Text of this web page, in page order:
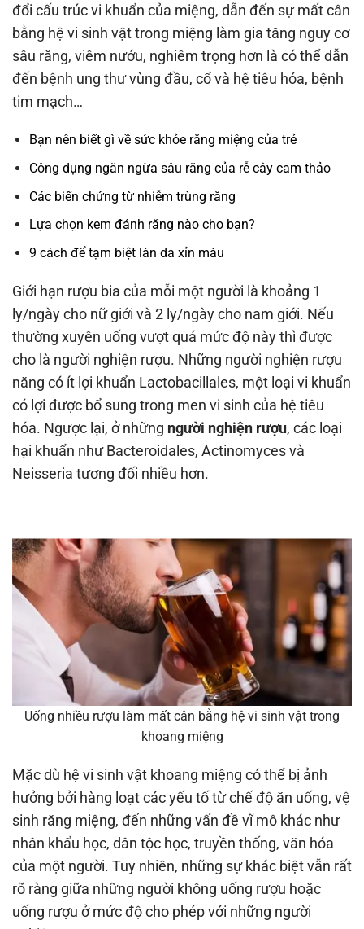
đổi cấu trúc vi khuẩn của miệng, dẫn đến sự mất cân
bằng hệ vi sinh vật trong miệng làm gia tăng nguy cơ
sâu răng, viêm nướu, nghiêm trọng hơn là có thể dẫn
đến bệnh ung thư vùng đầu, cổ và hệ tiêu hóa, bệnh
tim mạch…
Bạn nên biết gì về sức khỏe răng miệng của trẻ
Công dụng ngăn ngừa sâu răng của rễ cây cam thảo
Các biến chứng từ nhiễm trùng răng
Lựa chọn kem đánh răng nào cho bạn?
9 cách để tạm biệt làn da xỉn màu
Giới hạn rượu bia của mỗi một người là khoảng 1
ly/ngày cho nữ giới và 2 ly/ngày cho nam giới. Nếu
thường xuyên uống vượt quá mức độ này thì được
cho là người nghiện rượu. Những người nghiện rượu
năng có ít lợi khuẩn Lactobacillales, một loại vi khuẩn
có lợi được bổ sung trong men vi sinh của hệ tiêu
hóa. Ngược lại, ở những người nghiện rượu, các loại
hại khuẩn như Bacteroidales, Actinomyces và
Neisseria tương đối nhiều hơn.
Uống nhiều rượu làm mất cân bằng hệ vi sinh vật trong
khoang miệng
Mặc dù hệ vi sinh vật khoang miệng có thể bị ảnh
hưởng bởi hàng loạt các yếu tố từ chế độ ăn uống, vệ
sinh răng miệng, đến những vấn đề vĩ mô khác như
nhân khẩu học, dân tộc học, truyền thống, văn hóa
của một người. Tuy nhiên, những sự khác biệt vẫn rất
rõ ràng giữa những người không uống rượu hoặc
uống rượu ở mức độ cho phép với những người